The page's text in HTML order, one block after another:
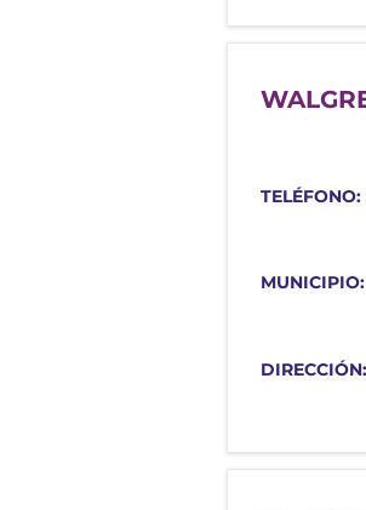
TELÉFONO:
MUNICIPIO:
DIRECCIÓN: